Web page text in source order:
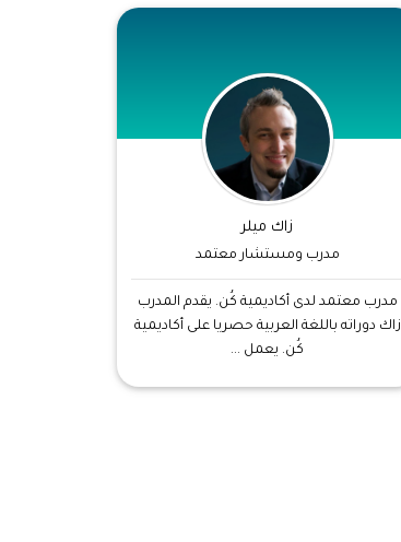
زاك ميلر
مدرب ومستشار معتمد
مدرب معتمد لدى أكاديمية كُن. يقدم المدرب
زاك دوراته باللغة العربية حصريا على أكاديمية
كُن. يعمل ...